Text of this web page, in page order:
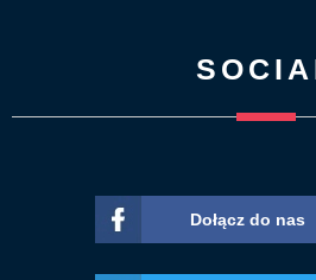
Dołącz do nas